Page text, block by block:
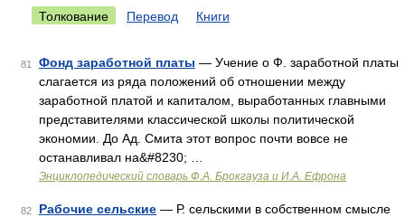
Толкование Перевод Книги
81 Фонд заработной платы — Учение о Ф. заработной платы
слагается из ряда положений об отношении между
заработной платой и капиталом, выработанных главными
представителями классической школы политической
экономии. До Ад. Смита этот вопрос почти вовсе не
останавливал на&#8230; …
Энциклопедический словарь Ф.А. Брокгауза и И.А. Ефрона
82 Рабочие сельские — Р. сельскими в собственном смысле